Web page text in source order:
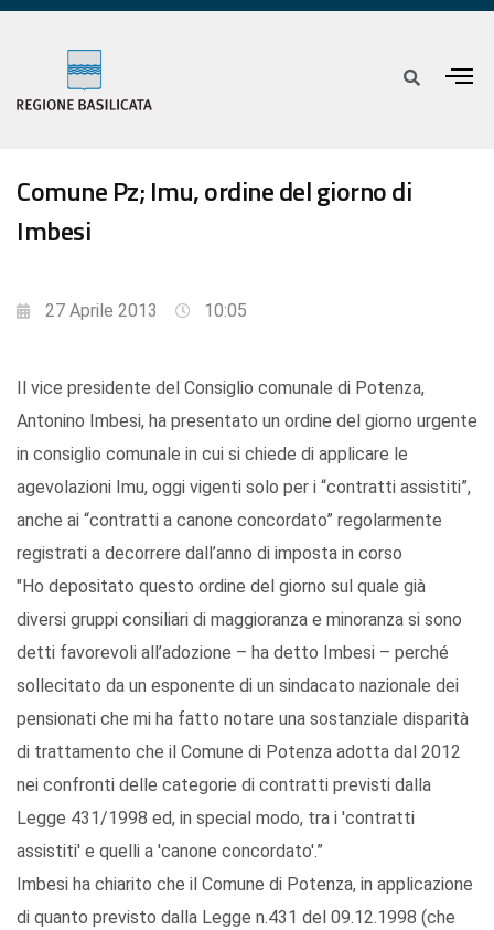
Comune Pz; Imu, ordine del giorno di
Imbesi
27 Aprile 2013 10:05
Il vice presidente del Consiglio comunale di Potenza,
Antonino Imbesi, ha presentato un ordine del giorno urgente
in consiglio comunale in cui si chiede di applicare le
agevolazioni Imu, oggi vigenti solo per i “contratti assistiti”,
anche ai “contratti a canone concordato” regolarmente
registrati a decorrere dall’anno di imposta in corso
"Ho depositato questo ordine del giorno sul quale già
diversi gruppi consiliari di maggioranza e minoranza si sono
detti favorevoli all’adozione – ha detto Imbesi – perché
sollecitato da un esponente di un sindacato nazionale dei
pensionati che mi ha fatto notare una sostanziale disparità
di trattamento che il Comune di Potenza adotta dal 2012
nei confronti delle categorie di contratti previsti dalla
Legge 431/1998 ed, in special modo, tra i 'contratti
assistiti' e quelli a 'canone concordato'.”
Imbesi ha chiarito che il Comune di Potenza, in applicazione
di quanto previsto dalla Legge n.431 del 09.12.1998 (che